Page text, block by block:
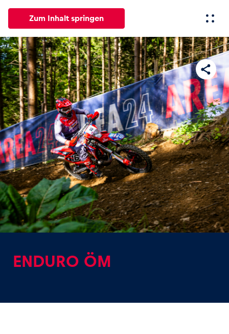
Zum Inhalt springen
Alle News Events Erlebnisse Seiten
News
Alle anzeigen
Events
Alle anzeigen
ENDURO ÖM